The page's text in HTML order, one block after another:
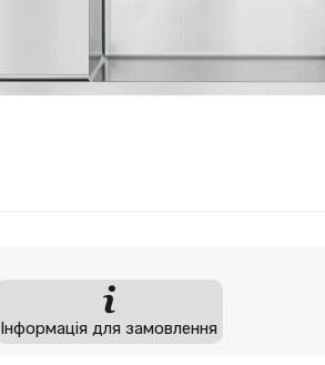
Інформація для замовлення